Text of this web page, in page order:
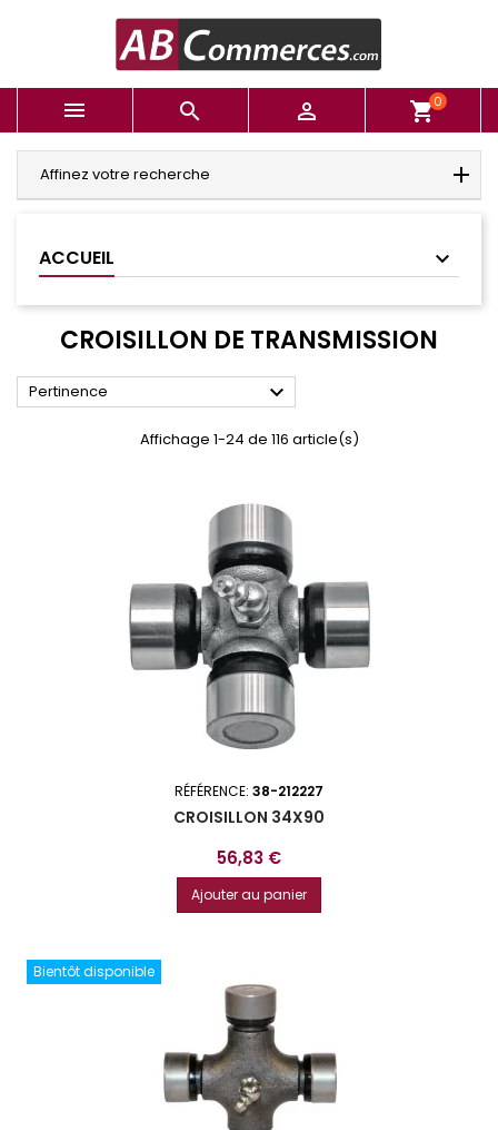
   shopping_cart0
Affinez votre recherche
ACCUEIL
CROISILLON DE TRANSMISSION
Pertinence 
Affichage 1-24 de 116 article(s)
RÉFÉRENCE: 38-212227
CROISILLON 34X90
Prix
56,83 €
Ajouter au panier
Bientôt disponible